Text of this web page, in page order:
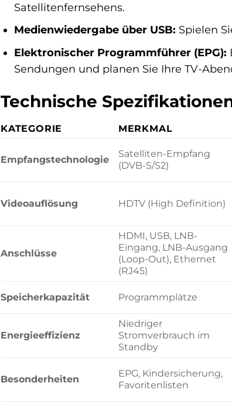
Satellitenfernsehens.
Medienwiedergabe über USB: Spielen
Elektronischer Programmführer (EPG):
Sendungen und planen Sie Ihre TV-
Technische
KATEGORIE MERKMAL
Empfangstechnologie
Satelliten-Empfang
(DVB-S/S2)
Videoauflösung HDTV (High Definition)
Anschlüsse
HDMI, USB, LNB-
Eingang, LNB-Ausgang
(Loop-Out), Ethernet
(RJ45)
Speicherkapazität Programmplätze
Energieeffizienz
Niedriger
Stromverbrauch im
Standby
Besonderheiten
EPG, Kindersicherung,
Favoritenlisten